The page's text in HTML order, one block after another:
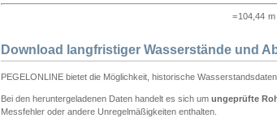
=104,44 m
Download langfristiger Wasserstände und
PEGELONLINE bietet die Möglichkeit, historische
Bei den heruntergeladenen Daten handelt es sich um ungeprüfte
Messfehler oder andere Unregelmäßigkeiten enthalten.